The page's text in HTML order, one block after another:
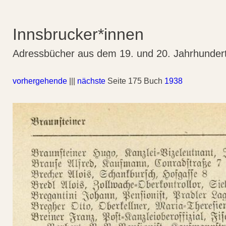
Innsbrucker*innen
Adressbücher aus dem 19. und 20.
vorhergehende nächste Seite 175 Buch 1938